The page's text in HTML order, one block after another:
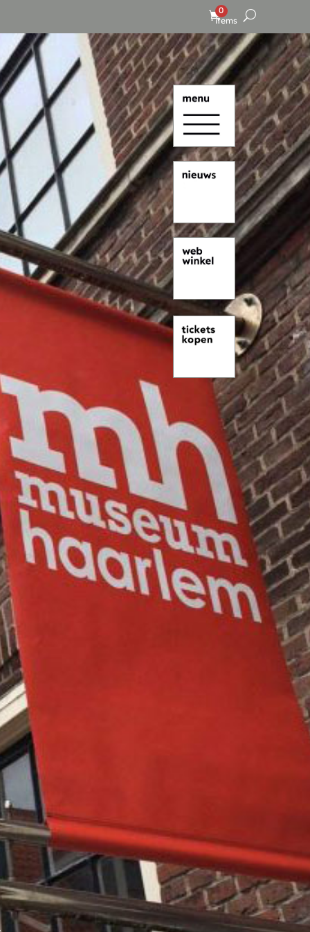
0
items